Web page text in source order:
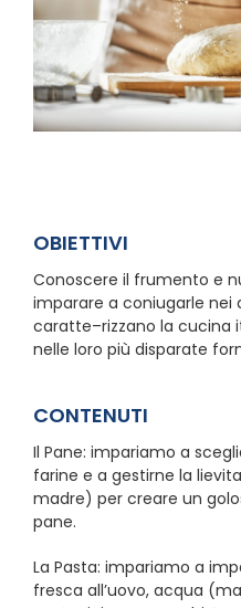
OBIETTIVI
Conoscere il frumento e
imparare a coniugarle nei
caratte–rizzano la cucina
nelle loro più disparate
CONTENUTI
Il Pane: impariamo a
farine e a gestirne la
madre) per creare un
pane.
La Pasta: impariamo a
fresca all’uovo, acqua